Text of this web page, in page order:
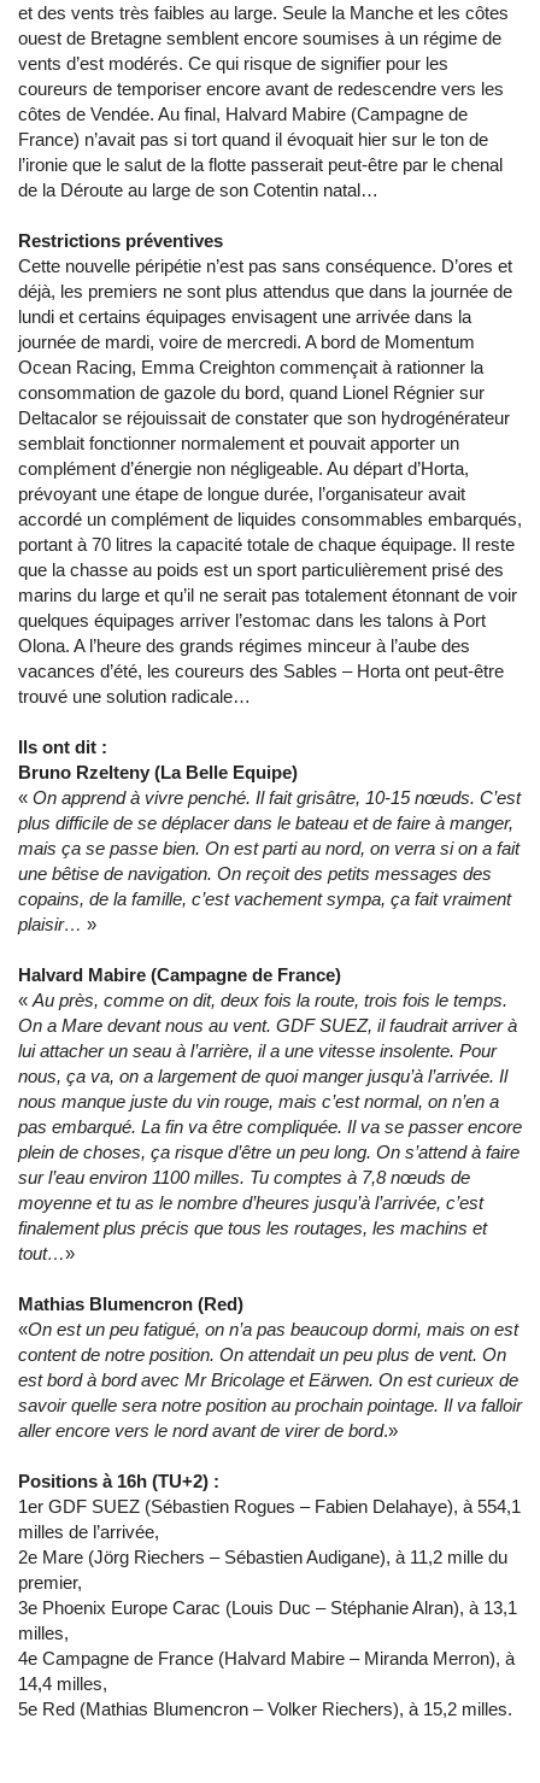
et des vents très faibles au large. Seule la Manche et les côtes
ouest de Bretagne semblent encore soumises à un régime de
vents d’est modérés. Ce qui risque de signifier pour les
coureurs de temporiser encore avant de redescendre vers les
côtes de Vendée. Au final, Halvard Mabire (Campagne de
France) n’avait pas si tort quand il évoquait hier sur le ton de
l’ironie que le salut de la flotte passerait peut-être par le chenal
de la Déroute au large de son Cotentin natal…
Restrictions préventives
Cette nouvelle péripétie n’est pas sans conséquence. D’ores et
déjà, les premiers ne sont plus attendus que dans la journée de
lundi et certains équipages envisagent une arrivée dans la
journée de mardi, voire de mercredi. A bord de Momentum
Ocean Racing, Emma Creighton commençait à rationner la
consommation de gazole du bord, quand Lionel Régnier sur
Deltacalor se réjouissait de constater que son hydrogénérateur
semblait fonctionner normalement et pouvait apporter un
complément d’énergie non négligeable. Au départ d’Horta,
prévoyant une étape de longue durée, l’organisateur avait
accordé un complément de liquides consommables embarqués,
portant à 70 litres la capacité totale de chaque équipage. Il reste
que la chasse au poids est un sport particulièrement prisé des
marins du large et qu’il ne serait pas totalement étonnant de voir
quelques équipages arriver l’estomac dans les talons à Port
Olona. A l’heure des grands régimes minceur à l’aube des
vacances d’été, les coureurs des Sables – Horta ont peut-être
trouvé une solution radicale…
Ils ont dit :
Bruno Rzelteny (La Belle Equipe)
« On apprend à vivre penché. Il fait grisâtre, 10-15 nœuds. C’est
plus difficile de se déplacer dans le bateau et de faire à manger,
mais ça se passe bien. On est parti au nord, on verra si on a fait
une bêtise de navigation. On reçoit des petits messages des
copains, de la famille, c’est vachement sympa, ça fait vraiment
plaisir… »
Halvard Mabire (Campagne de France)
« Au près, comme on dit, deux fois la route, trois fois le temps.
On a Mare devant nous au vent. GDF SUEZ, il faudrait arriver à
lui attacher un seau à l’arrière, il a une vitesse insolente. Pour
nous, ça va, on a largement de quoi manger jusqu’à l’arrivée. Il
nous manque juste du vin rouge, mais c’est normal, on n’en a
pas embarqué. La fin va être compliquée. Il va se passer encore
plein de choses, ça risque d’être un peu long. On s’attend à faire
sur l’eau environ 1100 milles. Tu comptes à 7,8 nœuds de
moyenne et tu as le nombre d’heures jusqu’à l’arrivée, c’est
finalement plus précis que tous les routages, les machins et
tout…»
Mathias Blumencron (Red)
«On est un peu fatigué, on n’a pas beaucoup dormi, mais on est
content de notre position. On attendait un peu plus de vent. On
est bord à bord avec Mr Bricolage et Eärwen. On est curieux de
savoir quelle sera notre position au prochain pointage. Il va falloir
aller encore vers le nord avant de virer de bord.»
Positions à 16h (TU+2) :
1er GDF SUEZ (Sébastien Rogues – Fabien Delahaye), à 554,1
milles de l’arrivée,
2e Mare (Jörg Riechers – Sébastien Audigane), à 11,2 mille du
premier,
3e Phoenix Europe Carac (Louis Duc – Stéphanie Alran), à 13,1
milles,
4e Campagne de France (Halvard Mabire – Miranda Merron), à
14,4 milles,
5e Red (Mathias Blumencron – Volker Riechers), à 15,2 milles.